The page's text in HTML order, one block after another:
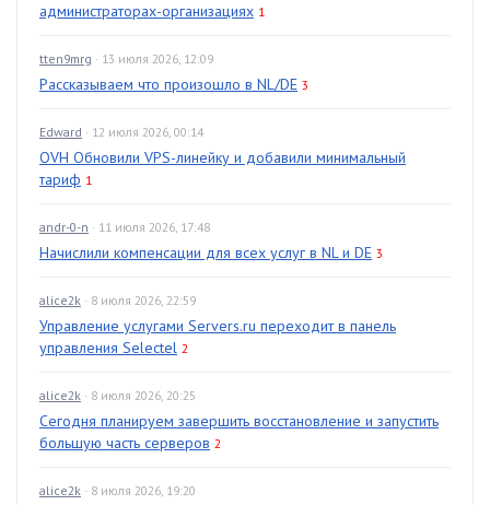
администраторах-организациях 1
tten9mrg · 13 июля 2026, 12:09
Рассказываем что произошло в NL/DE 3
Edward · 12 июля 2026, 00:14
OVH Обновили VPS-линейку и добавили минимальный
тариф 1
andr-0-n · 11 июля 2026, 17:48
Начислили компенсации для всех услуг в NL и DE 3
alice2k · 8 июля 2026, 22:59
Управление услугами Servers.ru переходит в панель
управления Selectel 2
alice2k · 8 июля 2026, 20:25
Сегодня планируем завершить восстановление и запустить
большую часть серверов 2
alice2k · 8 июля 2026, 19:20